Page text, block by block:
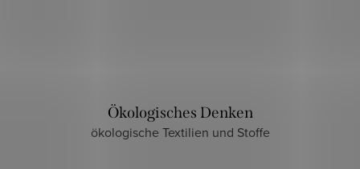
Ökologisches Denken
ökologische Textilien und Stoffe